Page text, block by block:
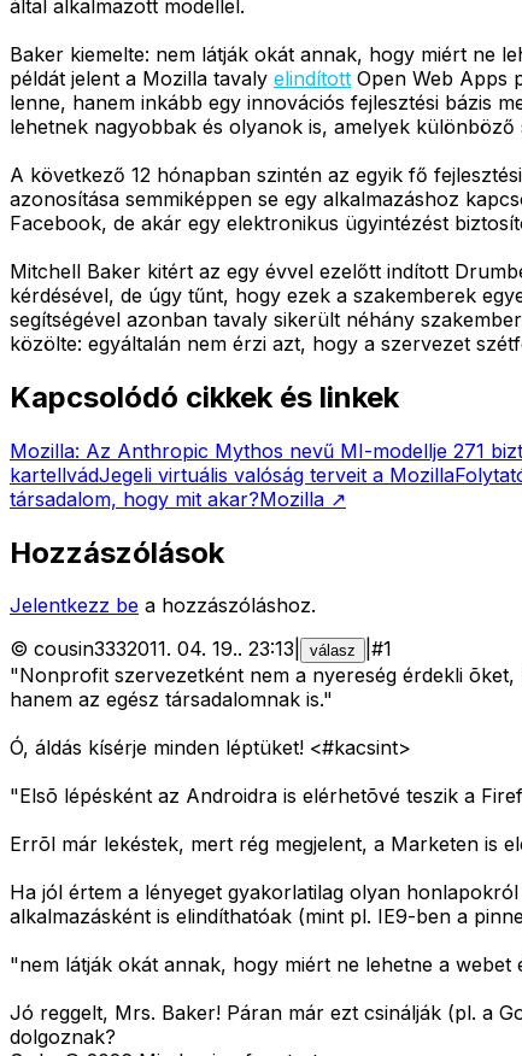
által alkalmazott modellel.
Baker kiemelte: nem látják okát annak, hogy miért ne
példát jelent a Mozilla tavaly elindított Open Web Apps
lenne, hanem inkább egy innovációs fejlesztési bázis
lehetnek nagyobbak és olyanok is, amelyek
A következő 12 hónapban szintén az egyik fő
azonosítása semmiképpen se egy alkalmazáshoz
Facebook, de akár egy elektronikus ügyintézést
Mitchell Baker kitért az egy évvel ezelőtt indított
kérdésével, de úgy tűnt, hogy ezek a szakemberek
segítségével azonban tavaly sikerült néhány
közölte: egyáltalán nem érzi azt, hogy a szervezet
Kapcsolódó cikkek és linkek
Mozilla: Az Anthropic Mythos nevű MI-modellje 271
kartellvádJegeli virtuális valóság terveit a Mozilla
társadalom, hogy mit akar?Mozilla ↗
Hozzászólások
Jelentkezz be a hozzászóláshoz.
© cousin3332011. 04. 19.. 23:13 válasz #1
"Nonprofit szervezetként nem a nyereség érdekli
hanem az egész társadalomnak is."
Ó, áldás kísérje minden léptüket! <#kacsint>
"Elsõ lépésként az Androidra is elérhetõvé teszik a
Errõl már lekéstek, mert rég megjelent, a Marketen is
Ha jól értem a lényeget gyakorlatilag olyan
alkalmazásként is elindíthatóak (mint pl. IE9-ben a
"nem látják okát annak, hogy miért ne lehetne a webet
Jó reggelt, Mrs. Baker! Páran már ezt csinálják (pl. a
dolgoznak?